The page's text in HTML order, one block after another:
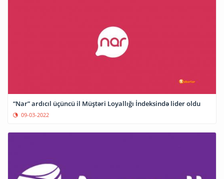
“Nar” ardıcıl üçüncü il Müştəri Loyallığı İndeksində lider oldu
09-03-2022